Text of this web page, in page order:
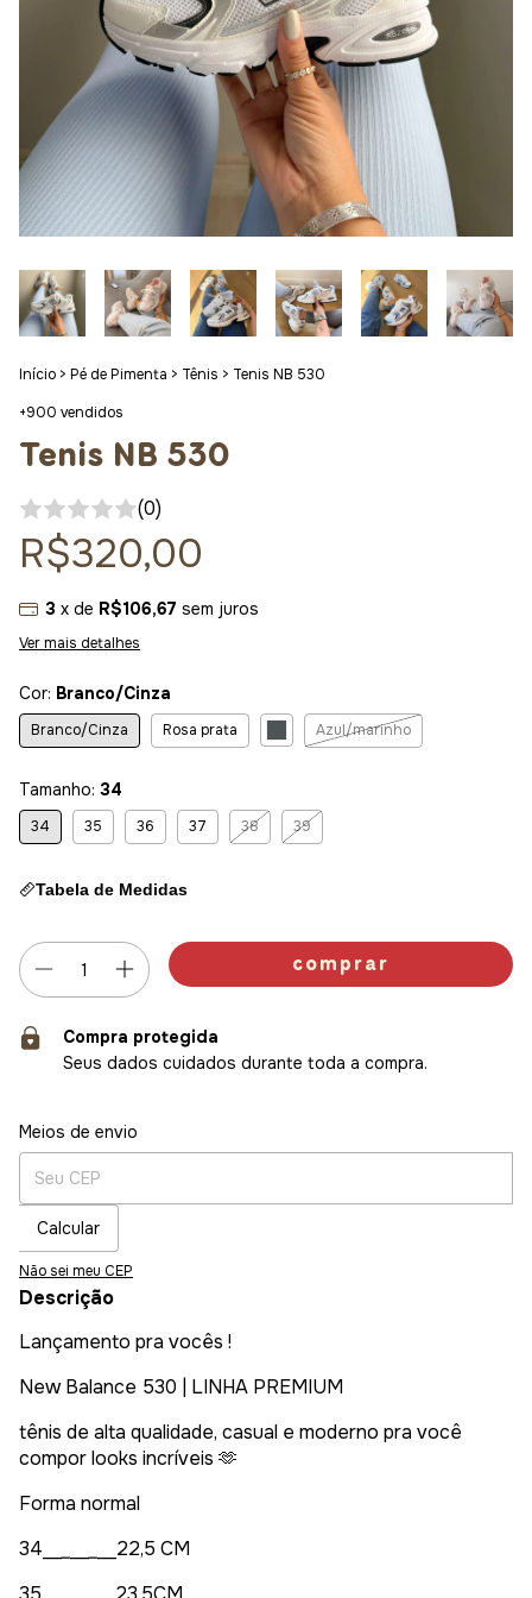
Início > Pé de Pimenta > Tênis > Tenis NB 530
+900 vendidos
Tenis NB 530
(0)
R$320,00
3 x de R$106,67 sem juros
Ver mais detalhes
Cor: Branco/Cinza
Branco/Cinza Rosa prata Azul/marinho
Tamanho: 34
34 35 36 37 38 39
Tabela de Medidas
Compra protegida
Seus dados cuidados durante toda a compra.
Entregas para o CEP:
Meios de envio
Calcular
Não sei meu CEP
Descrição
Lançamento pra vocês !
New Balance 530 | LINHA PREMIUM
tênis de alta qualidade, casual e moderno pra você
compor looks incríveis 🫶
Forma normal
34_
_22,5 CM